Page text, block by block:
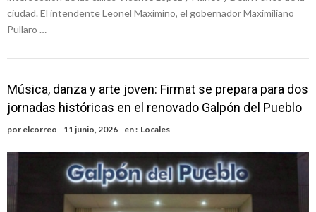
ciudad. El intendente Leonel Maximino, el gobernador Maximiliano
Pullaro …
Música, danza y arte joven: Firmat se prepara para dos
jornadas históricas en el renovado Galpón del Pueblo
por elcorreo 11 junio, 2026 en : Locales